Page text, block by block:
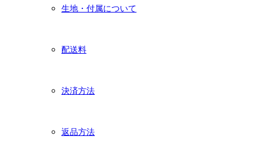
生地・付属について
配送料
決済方法
返品方法